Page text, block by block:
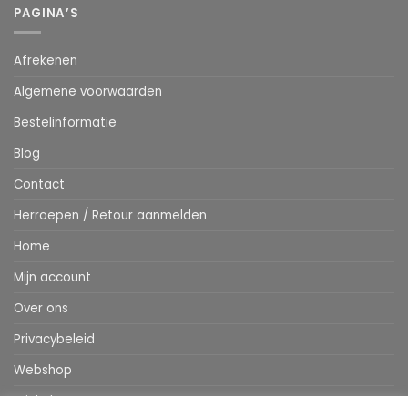
PAGINA’S
Afrekenen
Algemene voorwaarden
Bestelinformatie
Blog
Contact
Herroepen / Retour aanmelden
Home
Mijn account
Over ons
Privacybeleid
Webshop